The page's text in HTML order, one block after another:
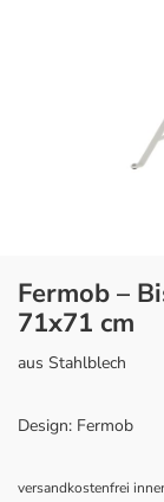
Fermob –
71x71 cm
aus Stahlblech
Design: Fermob
versandkostenfrei